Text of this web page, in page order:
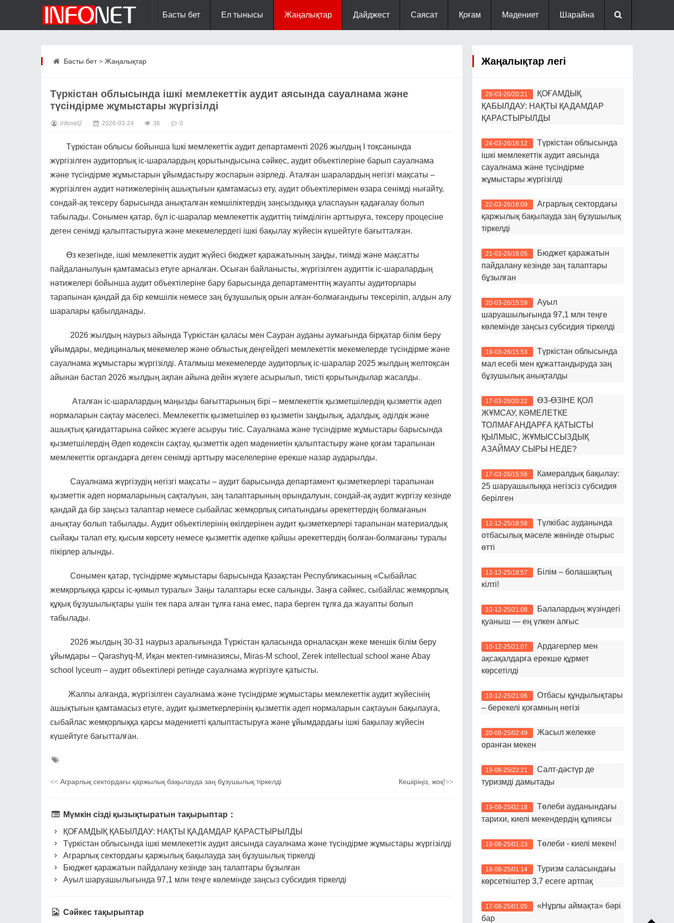
Басты бет Ел тынысы Жаңалықтар Дайджест Саясат Қоғам Мәдениет Шарайна
Басты бет> Жаңалықтар
Түркістан облысында ішкі мемлекеттік аудит аясында сауалнама және
түсіндірме жұмыстары жүргізілді
infonet2 2026-03-24 36 0
Түркістан облысы бойынша Ішкі мемлекеттік аудит департаменті 2026 жылдың І тоқсанында
жүргізілген аудиторлық іс-шаралардың қорытындысына сәйкес, аудит объектілеріне барып сауалнама
және түсіндірме жұмыстарын ұйымдастыру жоспарын әзірледі. Аталған шаралардың негізгі мақсаты –
жүргізілген аудит нәтижелерінің ашықтығын қамтамасыз ету, аудит объектілерімен өзара сенімді нығайту,
сондай-ақ тексеру барысында анықталған кемшіліктердің заңсыздыққа ұласпауын қадағалау болып
табылады. Сонымен қатар, бұл іс-шаралар мемлекеттік аудиттің тиімділігін арттыруға, тексеру процесіне
деген сенімді қалыптастыруға және мекемелердегі ішкі бақылау жүйесін күшейтуге бағытталған.
Өз кезегінде, ішкі мемлекеттік аудит жүйесі бюджет қаражатының заңды, тиімді және мақсатты
пайдаланылуын қамтамасыз етуге арналған. Осыған байланысты, жүргізілген аудиттік іс-шаралардың
нәтижелері бойынша аудит объектілеріне бару барысында департаменттің жауапты аудиторлары
тарапынан қандай да бір кемшілік немесе заң бұзушылық орын алған-болмағандығы тексеріліп, алдын алу
шаралары қабылданады.
2026 жылдың наурыз айында Түркістан қаласы мен Сауран ауданы аумағында бірқатар білім беру
ұйымдары, медициналық мекемелер және облыстық деңгейдегі мемлекеттік мекемелерде түсіндірме және
сауалнама жұмыстары жүргізілді. Аталмыш мекемелерде аудиторлық іс-шаралар 2025 жылдың желтоқсан
айынан бастап 2026 жылдың ақпан айына дейін жүзеге асырылып, тиісті қорытындылар жасалды.
Аталған іс-шаралардың маңызды бағыттарының бірі – мемлекеттік қызметшілердің қызметтік әдеп
нормаларын сақтау мәселесі. Мемлекеттік қызметшілер өз қызметін заңдылық, адалдық, әділдік және
ашықтық қағидаттарына сәйкес жүзеге асыруы тиіс. Сауалнама және түсіндірме жұмыстары барысында
қызметшілердің Әдеп кодексін сақтау, қызметтік әдеп мәдениетін қалыптастыру және қоғам тарапынан
мемлекеттік органдарға деген сенімді арттыру мәселелеріне ерекше назар аударылды.
Сауалнама жүргізудің негізгі мақсаты – аудит барысында департамент қызметкерлері тарапынан
қызметтік әдеп нормаларының сақталуын, заң талаптарының орындалуын, сондай-ақ аудит жүргізу кезінде
қандай да бір заңсыз талаптар немесе сыбайлас жемқорлық сипатындағы әрекеттердің болмағанын
анықтау болып табылады. Аудит объектілерінің өкілдерінен аудит қызметкерлері тарапынан материалдық
сыйақы талап ету, қысым көрсету немесе қызметтік әдепке қайшы әрекеттердің болған-болмағаны туралы
пікірлер алынды.
Сонымен қатар, түсіндірме жұмыстары барысында Қазақстан Республикасының «Сыбайлас
жемқорлыққа қарсы іс-қимыл туралы» Заңы талаптары еске салынды. Заңға сәйкес, сыбайлас жемқорлық
құқық бұзушылықтары үшін тек пара алған тұлға ғана емес, пара берген тұлға да жауапты болып
табылады.
2026 жылдың 30-31 наурыз аралығында Түркістан қаласында орналасқан жеке меншік білім беру
ұйымдары – Qarashyq-М, Иқан мектеп-гимназиясы, Miras-M school, Zerek intellectual school және Abay
school lyceum – аудит объектілері ретінде сауалнама жүргізуге қатысты.
Жалпы алғанда, жүргізілген сауалнама және түсіндірме жұмыстары мемлекеттік аудит жүйесінің
ашықтығын қамтамасыз етуге, аудит қызметкерлерінің қызметтік әдеп нормаларын сақтауын бақылауға,
сыбайлас жемқорлыққа қарсы мәдениетті қалыптастыруға және ұйымдардағы ішкі бақылау жүйесін
күшейтуге бағытталған.
<< Аграрлық сектордағы қаржылық бақылауда заң бұзушылық тіркелді Кешіріңіз, жоқ!>>
Мүмкін сізді қызықтыратын тақырыптар：
ҚОҒАМДЫҚ ҚАБЫЛДАУ: НАҚТЫ ҚАДАМДАР ҚАРАСТЫРЫЛДЫ
Түркістан облысында ішкі мемлекеттік аудит аясында сауалнама және түсіндірме жұмыстары жүргізілді
Аграрлық сектордағы қаржылық бақылауда заң бұзушылық тіркелді
Бюджет қаражатын пайдалану кезінде заң талаптары бұзылған
Ауыл шаруашылығында 97,1 млн теңге көлемінде заңсыз субсидия тіркелді
Сәйкес тақырыптар
Жаңалықтар легі
28-03-26/20:21
ҚОҒАМДЫҚ
ҚАБЫЛДАУ: НАҚТЫ ҚАДАМДАР
ҚАРАСТЫРЫЛДЫ
24-03-26/16:12
Түркістан облысында
ішкі мемлекеттік аудит аясында
сауалнама және түсіндірме
жұмыстары жүргізілді
22-03-26/16:09
Аграрлық сектордағы
қаржылық бақылауда заң бұзушылық
тіркелді
21-03-26/16:05
Бюджет қаражатын
пайдалану кезінде заң талаптары
бұзылған
20-03-26/15:59
Ауыл
шаруашылығында 97,1 млн теңге
көлемінде заңсыз субсидия тіркелді
19-03-26/15:53
Түркістан облысында
мал есебі мен құжаттандыруда заң
бұзушылық анықталды
17-03-26/20:22
ӨЗ-ӨЗІНЕ ҚОЛ
ЖҰМСАУ, КӘМЕЛЕТКЕ
ТОЛМАҒАНДАРҒА ҚАТЫСТЫ
ҚЫЛМЫС, ЖҰМЫССЫЗДЫҚ
АЗАЙМАУ СЫРЫ НЕДЕ?
17-03-26/15:56
Камералдық бақылау:
25 шаруашылыққа негізсіз субсидия
берілген
12-12-25/18:58
Түлкібас ауданында
отбасылық мәселе жөнінде отырыс
өтті
12-12-25/18:57
Білім – болашақтың
кілті!
10-12-25/21:08
Балалардың жүзіндегі
қуаныш — ең үлкен алғыс
10-12-25/21:07
Ардагерлер мен
ақсақалдарға ерекше құрмет
көрсетілді
10-12-25/21:06
Отбасы құндылықтары
– берекелі қоғамның негізі
20-08-25/02:49
Жасыл желекке
оранған мекен
19-08-25/22:21
Салт-дәстүр де
туризмді дамытады
19-08-25/02:18
Төлеби ауданындағы
тарихи, киелі мекендердің құпиясы
19-08-25/01:23 Төлеби - киелі мекен!
18-08-25/01:14
Туризм саласындағы
көрсеткіштер 3,7 есеге артпақ
17-08-25/01:05
«Нұрлы аймақта» бәрі
бар